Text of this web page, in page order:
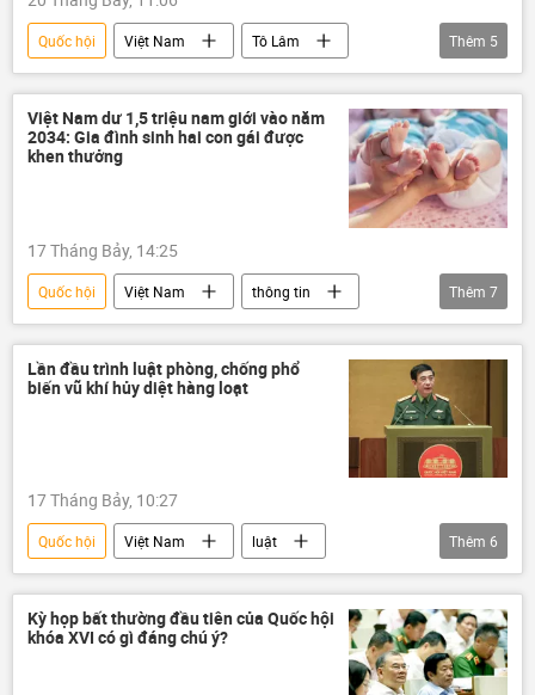
Quốc hội Việt Nam
Tô Lâm
Trung ương
Chủ tịch nước
Chính sách
Chính trị
Bộ Chính Trị VN
Thêm 5
Việt Nam dư 1,5 triệu nam giới vào năm
2034: Gia đình sinh hai con gái được
khen thưởng
17 Tháng Bảy, 14:25
Quốc hội Việt Nam
thông tin
Chính sách
Trẻ em
dân số
già hóa dân số
Xã hội
Bộ Y Tế Việt Nam
Thêm 7
Lần đầu trình luật phòng, chống phổ
biến vũ khí hủy diệt hàng loạt
17 Tháng Bảy, 10:27
Quốc hội Việt Nam
luật
Pháp luật
mua bán vũ khí
kho vũ khí
bán vũ khí
Phan Văn Giang
Bộ Quốc phòng Việt Nam
Thêm 6
Kỳ họp bất thường đầu tiên của Quốc hội
khóa XVI có gì đáng chú ý?